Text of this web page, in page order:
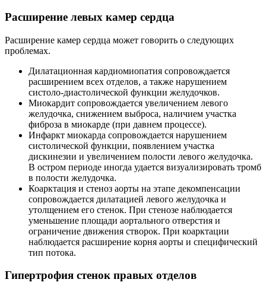
Расширение левых камер сердца
Расширение камер сердца может говорить о следующих
проблемах.
Дилатационная кардиомиопатия сопровождается
расширением всех отделов, а также нарушением
систоло-диастолической функции желудочков.
Миокардит сопровождается увеличением левого
желудочка, снижением выброса, наличием участка
фиброза в миокарде (при давнем процессе).
Инфаркт миокарда сопровождается нарушением
систолической функции, появлением участка
дискинезии и увеличением полости левого желудочка.
В остром периоде иногда удается визуализировать тромб
в полости желудочка.
Коарктация и стеноз аорты на этапе декомпенсации
сопровождается дилатацией левого желудочка и
утолщением его стенок. При стенозе наблюдается
уменьшение площади аортального отверстия и
ограничение движения створок. При коарктации
наблюдается расширение корня аорты и специфический
тип потока.
Гипертрофия стенок правых отделов